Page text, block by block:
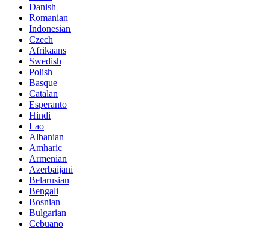
Danish
Romanian
Indonesian
Czech
Afrikaans
Swedish
Polish
Basque
Catalan
Esperanto
Hindi
Lao
Albanian
Amharic
Armenian
Azerbaijani
Belarusian
Bengali
Bosnian
Bulgarian
Cebuano